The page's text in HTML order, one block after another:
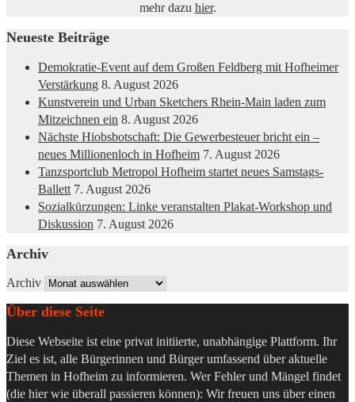
mehr dazu hier.
Neueste Beiträge
Demokratie-Event auf dem Großen Feldberg mit Hofheimer
Verstärkung 8. August 2026
Kunstverein und Urban Sketchers Rhein-Main laden zum
Mitzeichnen ein 8. August 2026
Nächste Hiobsbotschaft: Die Gewerbesteuer bricht ein –
neues Millionenloch in Hofheim 7. August 2026
Tanzsportclub Metropol Hofheim startet neues Samstags-
Ballett 7. August 2026
Sozialkürzungen: Linke veranstalten Plakat-Workshop und
Diskussion 7. August 2026
Archiv
Archiv
Über diese Seite
Diese Webseite ist eine privat initiierte, unabhängige Plattform. Ihr
Ziel es ist, alle Bürgerinnen und Bürger umfassend über aktuelle
Themen in Hofheim zu informieren. Wer Fehler und Mängel findet
(die hier wie überall passieren können): Wir freuen uns über einen